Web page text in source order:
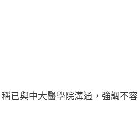
已與中大醫學院溝通，強調不容